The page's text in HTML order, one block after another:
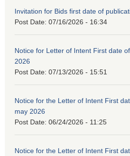
Invitation for Bids first date of
Post Date: 07/16/2026 - 16:34
Notice for Letter of Intent First date
2026
Post Date: 07/13/2026 - 15:51
Notice for the Letter of Intent First
may 2026
Post Date: 06/24/2026 - 11:25
Notice for the Letter of Intent First